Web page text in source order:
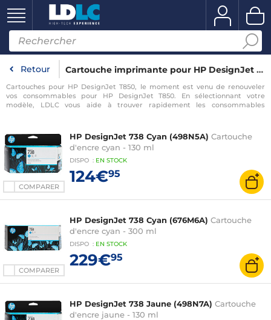
Retour Cartouche imprimante pour HP DesignJet T850
Cartouches pour HP DesignJet T850, le moment est venu de renouveler
vos consommables pour HP DesignJet T850. En sélectionnant votre
modèle, LDLC vous aide à trouver rapidement les consommables
COMPARER
HP DesignJet 738 Cyan (498N5A) Cartouche
d'encre cyan - 130 ml
DISPO : EN STOCK
124€95
COMPARER
HP DesignJet 738 Cyan (676M6A) Cartouche
d'encre cyan - 300 ml
DISPO : EN STOCK
229€95
HP DesignJet 738 Jaune (498N7A) Cartouche
d'encre jaune - 130 ml